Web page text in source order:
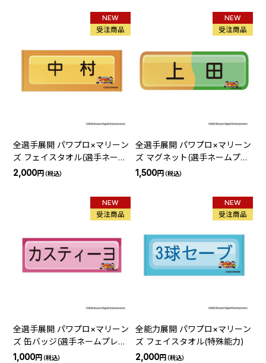
NEW
受注商品
全選手展開 パワプロ×マリーン
ズ フェイスタオル(選手ネーム
プレート)
2,000円（税込）
NEW
受注商品
全選手展開 パワプロ×マリーン
ズ マグネット(選手ネームプレ
ート)
1,500円（税込）
NEW
受注商品
全選手展開 パワプロ×マリーン
ズ 缶バッジ(選手ネームプレー
ト)
1,000円（税込）
NEW
受注商品
全能力展開 パワプロ×マリーン
ズ フェイスタオル(特殊能力)
2,000円（税込）